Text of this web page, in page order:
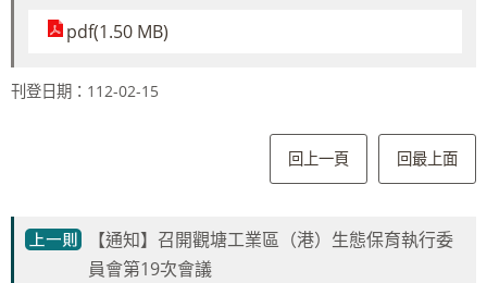
pdf(1.50 MB)
刊登日期：112-02-15
回上一頁 回最上面
【通知】召開觀塘工業區（港）生態保育執行委
員會第19次會議